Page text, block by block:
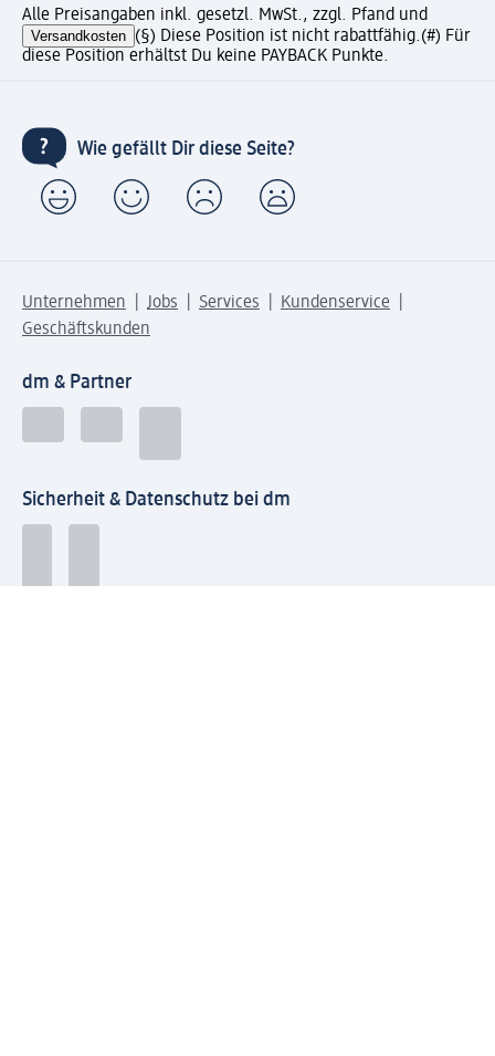
Alle Preisangaben inkl. gesetzl. MwSt., zzgl. Pfand und
Versandkosten (§) Diese Position ist nicht rabattfähig.(#) Für
diese Position erhältst Du keine PAYBACK Punkte.
Wie gefällt Dir diese Seite?
Unternehmen Jobs Services
Kundenservice
Geschäftskunden
dm & Partner
Sicherheit & Datenschutz bei dm